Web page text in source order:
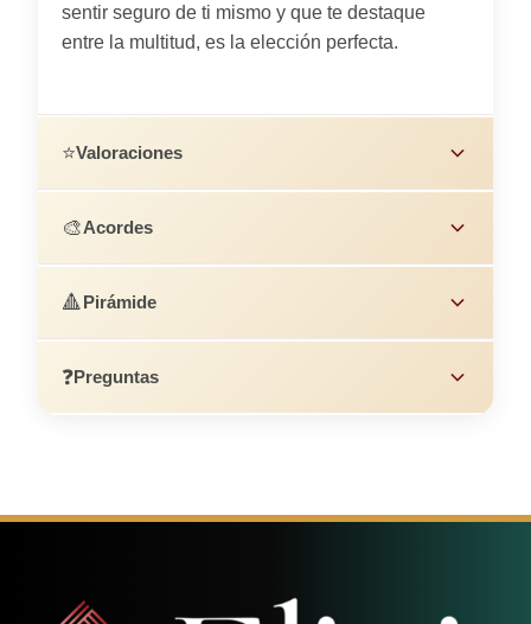
sentir seguro de ti mismo y que te destaque
entre la multitud, es la elección perfecta.
⭐Valoraciones
🎨Acordes
🔺Pirámide
❓Preguntas